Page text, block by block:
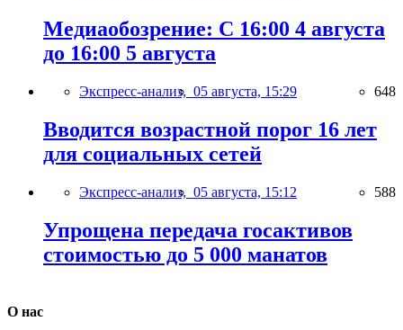
Медиаобозрение: С 16:00 4 августа
до 16:00 5 августа
Экспресс-анализ, 05 августа, 15:29 648
Вводится возрастной порог 16 лет
для социальных сетей
Экспресс-анализ, 05 августа, 15:12 588
Упрощена передача госактивов
стоимостью до 5 000 манатов
О нас